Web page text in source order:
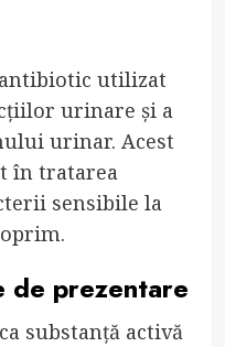
utilizat
urinare și a
urinar. Acest
în tratarea
sensibile la
de prezentare
substanță activă